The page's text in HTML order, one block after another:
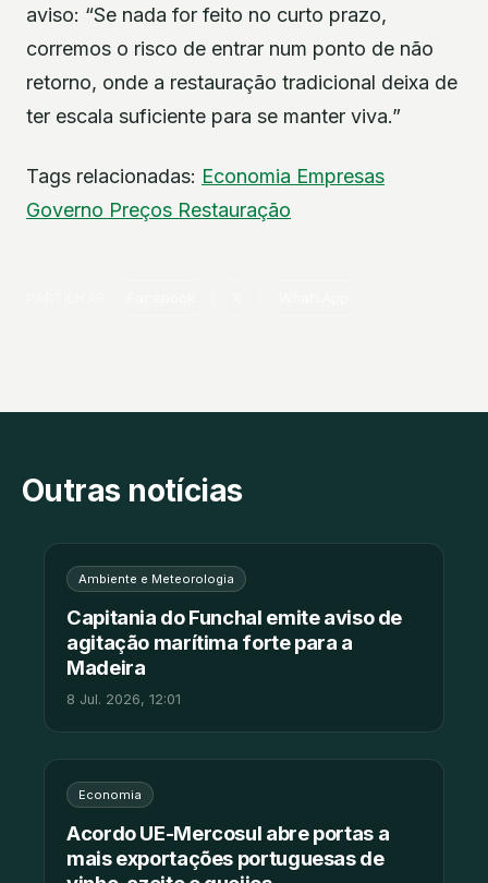
aviso: “Se nada for feito no curto prazo,
corremos o risco de entrar num ponto de não
retorno, onde a restauração tradicional deixa de
ter escala suficiente para se manter viva.”
Tags relacionadas: Economia Empresas
Governo Preços Restauração
Outras notícias
Ambiente e Meteorologia
Capitania do Funchal emite aviso de
agitação marítima forte para a
Madeira
8 Jul. 2026, 12:01
Economia
Acordo UE-Mercosul abre portas a
mais exportações portuguesas de